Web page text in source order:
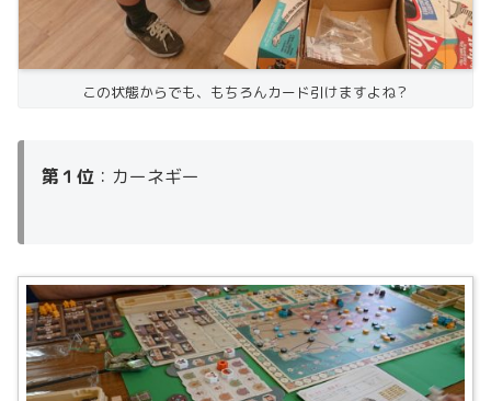
この状態からでも、もちろんカード引けますよね？
第１位 ：カーネギー